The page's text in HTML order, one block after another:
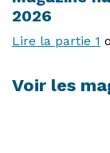
2026
Lire la partie 1
Voir les